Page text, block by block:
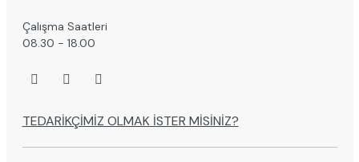
Çalışma Saatleri
08.30 - 18.00
TEDARİKÇİMİZ OLMAK İSTER MİSİNİZ?